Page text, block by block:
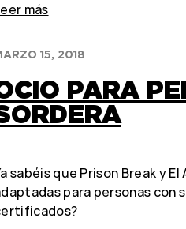
más
15, 2018
PARA
sabéis que Prison Break y
para personas con